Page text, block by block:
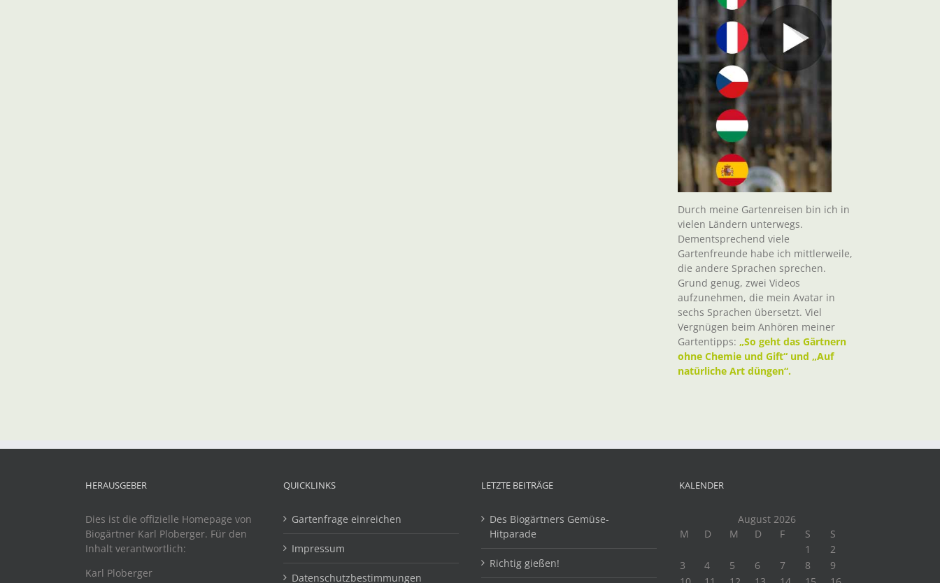
Durch meine Gartenreisen bin ich in
vielen Ländern unterwegs.
Dementsprechend viele
Gartenfreunde habe ich mittlerweile,
die andere Sprachen sprechen.
Grund genug, zwei Videos
aufzunehmen, die mein Avatar in
sechs Sprachen übersetzt. Viel
Vergnügen beim Anhören meiner
Gartentipps: „So geht das Gärtnern
ohne Chemie und Gift“ und „Auf
natürliche Art düngen“.
HERAUSGEBER
Dies ist die offizielle Homepage von
Biogärtner Karl Ploberger. Für den
Inhalt verantwortlich:
Karl Ploberger
QUICKLINKS
Gartenfrage einreichen
Impressum
Datenschutzbestimmungen
LETZTE BEITRÄGE
Des Biogärtners Gemüse-
Hitparade
Richtig gießen!
KALENDER
August 2026
M
D M D F S
S
1
2
3
4 5 6 7 8
9